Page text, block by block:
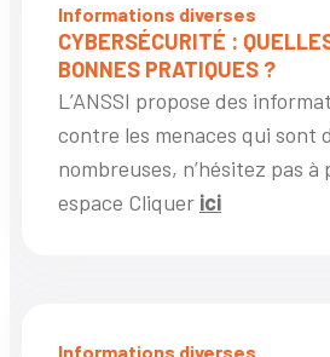
Informations diverses
CYBERSÉCURITÉ :
BONNES PRATIQUES ?
L’ANSSI propose des
contre les menaces qui sont
nombreuses, n’hésitez pas
espace Cliquer ici
Informations diverses